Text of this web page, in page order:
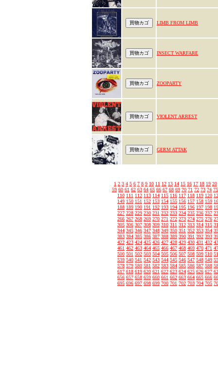
LIMB FROM LIMB
INSECT WARFARE
ZOOPARTY
VIOLENT ARREST
GERM ATTAK
1 2 3 4 5 6 7 8 9 10 11 12 13 14 15 16 17 18 19 20
59 60 61 62 63 64 65 66 67 68 69 70 71 72 73 74 75
110 111 112 113 114 115 116 117 118 119 120
149 150 151 152 153 154 155 156 157 158 159
188 189 190 191 192 193 194 195 196 197 198
227 228 229 230 231 232 233 234 235 236 237
266 267 268 269 270 271 272 273 274 275 276
305 306 307 308 309 310 311 312 313 314 315
344 345 346 347 348 349 350 351 352 353 354
383 384 385 386 387 388 389 390 391 392 393
422 423 424 425 426 427 428 429 430 431 432
461 462 463 464 465 466 467 468 469 470 471
500 501 502 503 504 505 506 507 508 509 510
539 540 541 542 543 544 545 546 547 548 549
578 579 580 581 582 583 584 585 586 587 588
617 618 619 620 621 622 623 624 625 626 627
656 657 658 659 660 661 662 663 664 665 666
695 696 697 698 699 700 701 702 703 704 705